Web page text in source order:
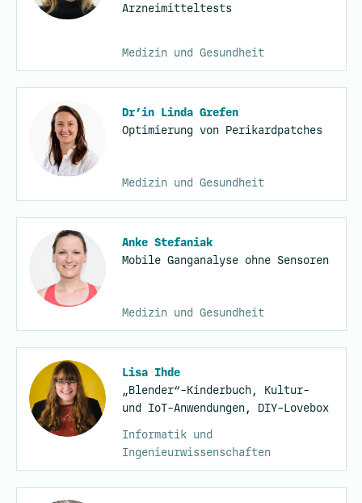
Arzneimitteltests
Medizin und Gesundheit
Dr’in Linda Grefen
Optimierung von Perikardpatches
Medizin und Gesundheit
Anke Stefaniak
Mobile Ganganalyse ohne Sensoren
Medizin und Gesundheit
Lisa Ihde
„Blender“-Kinderbuch, Kultur-
und IoT-Anwendungen, DIY-Lovebox
Informatik und
Ingenieurwissenschaften